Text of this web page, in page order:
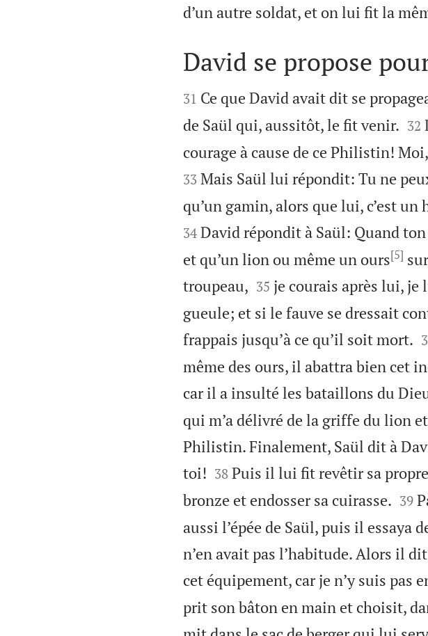
d’un autre soldat, et on lui fit la

David se propose

31 Ce que David avait dit se
de Saül qui, aussitôt, le fit venir.
32
courage à cause de ce Philistin!
33 Mais Saül lui répondit: Tu ne
qu’un gamin, alors que lui, c’est
34 David répondit à Saül: Quand
et qu’un lion ou même un ours[5]
troupeau, 

35 je courais après lui, je
gueule; et si le fauve se dressait
frappais jusqu’à ce qu’il soit mort.
même des ours, il abattra bien cet
car il a insulté les bataillons du
qui m’a délivré de la griffe du lion
Philistin. Finalement, Saül dit à
toi!
38 Puis il lui fit revêtir sa
bronze et endosser sa cuirasse.
39
aussi l’épée de Saül, puis il essaya
n’en avait pas l’habitude. Alors il
cet équipement, car je n’y suis pas
prit son bâton en main et choisit,